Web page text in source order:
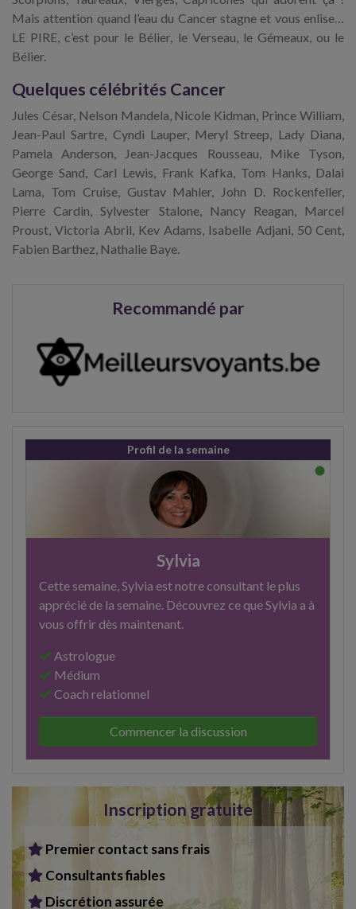
Mais attention quand l’eau du Cancer stagne et vous enlise…
LE PIRE, c’est pour le Bélier, le Verseau, le Gémeaux, ou le
Bélier.
Quelques célébrités Cancer
Jules César, Nelson Mandela, Nicole Kidman, Prince William,
Jean-Paul Sartre, Cyndi Lauper, Meryl Streep, Lady Diana,
Pamela Anderson, Jean-Jacques Rousseau, Mike Tyson,
George Sand, Carl Lewis, Frank Kafka, Tom Hanks, Dalai
Lama, Tom Cruise, Gustav Mahler, John D. Rockenfeller,
Pierre Cardin, Sylvester Stalone, Nancy Reagan, Marcel
Proust, Victoria Abril, Kev Adams, Isabelle Adjani, 50 Cent,
Fabien Barthez, Nathalie Baye.
Recommandé par
Profil de la semaine
Sylvia
Cette semaine, Sylvia est notre consultant le plus
apprécié de la semaine. Découvrez ce que Sylvia a à
vous offrir dès maintenant.
Astrologue
Médium
Coach relationnel
Commencer la discussion
Inscription gratuite
Premier contact sans frais
Consultants fiables
Discrétion assurée